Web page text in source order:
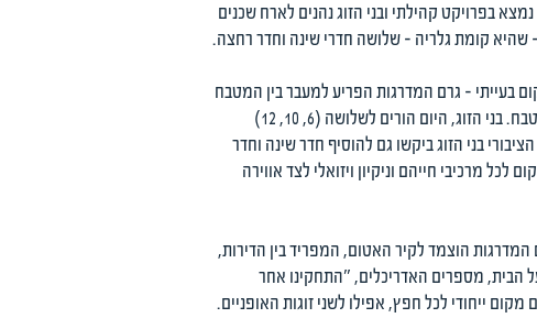
ה-60 של המאה הקודמת בקריית אונו. הבניין נמצא בפרויקט קהילתי ובני הזוג נהנים לארח שכנים
אורחים, ובקומה העליונה – שהיא קומת גלריה - שלושה חדרי שינה וחדר רחצה.
בעייתי – גרם המדרגות הפריע למעבר בין המטבח
לסלון, והסלון צומצם לשטח קטן ליד קיר הזכוכית וכמעט לא היה בשימוש. במקומו העדיפו בני הבית לבלות סביב האי במטבח. בני הזוג, היום הורים לשלושה (6, 10, 12)
בני הזוג ביקשו גם להוסיף חדר שינה וחדר
מרכיבי חייהם וניקיון ויזואלי לצד אווירה
הוצמד לקיר האטום, המפריד בין הדירות,
הבית, מספרים האדריכלים, "התחקינו אחר
ייחודי לכל חפץ, אפילו לשני זוגות האופניים.